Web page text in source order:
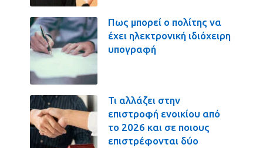
Πως μπορεί ο πολίτης να
έχει ηλεκτρονική ιδιόχειρη
υπογραφή
Τι αλλάζει στην
επιστροφή ενοικίου από
το 2026 και σε ποιους
επιστρέφονται δύο